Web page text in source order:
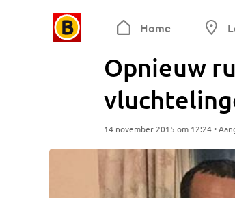
Home
Opnieuw
14 november 2015 om 12:24 •